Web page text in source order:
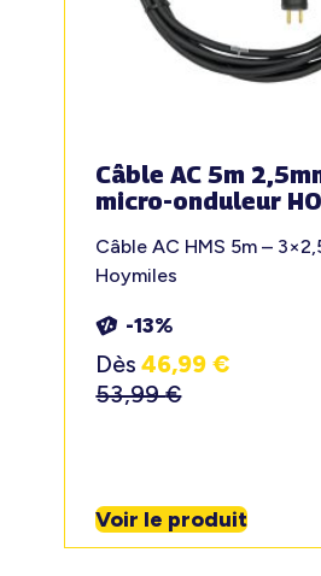
Câble AC 5m
micro-onduleur
Câble AC HMS 5m –
Hoymiles
-13%
Dès 46,99€
53,99€
Voir le produit